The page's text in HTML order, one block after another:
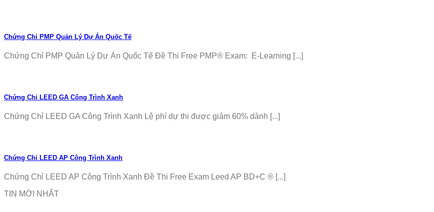
Chứng Chỉ PMP Quản Lý Dự Án Quốc Tế
Chứng Chỉ PMP Quản Lý Dự Án Quốc Tế Đề Thi Free PMP® Exam: E-Learning [...]
Chứng Chỉ LEED GA Công Trình Xanh
Chứng Chỉ LEED GA Công Trình Xanh Lệ phí dự thi được giảm 60% dành [...]
Chứng Chỉ LEED AP Công Trình Xanh
Chứng Chỉ LEED AP Công Trình Xanh Đề Thi Free Exam Leed AP BD+C ® [...]
TIN MỚI NHẤT